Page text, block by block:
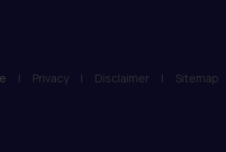
| Privacy | Disclaimer | Sitemap